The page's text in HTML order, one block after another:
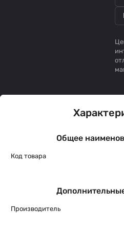
Общее
Код товара
Производитель